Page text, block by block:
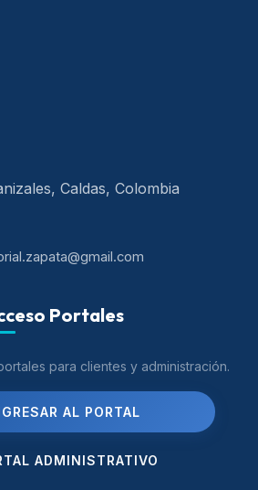
Caldas, Colombia
Portales
para clientes y administración.
AL PORTAL
ADMINISTRATIVO